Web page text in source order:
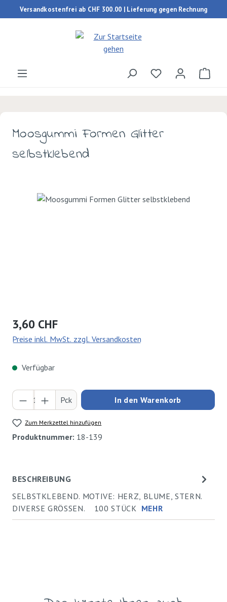
Zum Hauptinhalt springen
Versandkostenfrei ab CHF 300.00 | Lieferung gegen Rechnung
Du hast 0
Moosgummi Formen Glitter
selbstklebend
Bildergalerie überspringen
Regulärer Preis:
3,60 CHF
Preise inkl. MwSt. zzgl. Versandkosten
Verfügbar
Produkt Anzahl: Gib den gewünschten Wert
Pck In den Warenkorb
Zum Merkzettel hinzufügen
Produktnummer: 18-139
BESCHREIBUNG
SELBSTKLEBEND. MOTIVE: HERZ, BLUME, STERN.
DIVERSE GRÖSSEN. 100 STÜCK MEHR
Produktgalerie überspringen